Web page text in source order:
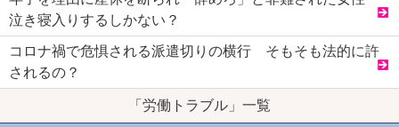
泣き寝入りするしかない？
コロナ禍で危惧される派遣切りの横行 そもそも法的に許
されるの？
「労働トラブル」一覧